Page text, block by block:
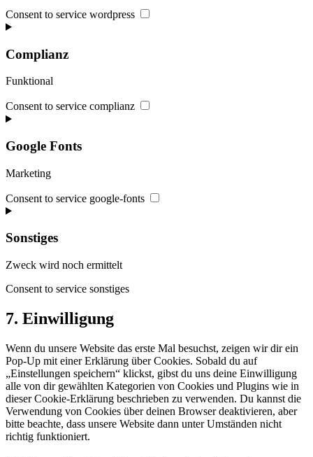
Consent to service wordpress
Complianz
Funktional
Consent to service complianz
Google Fonts
Marketing
Consent to service google-fonts
Sonstiges
Zweck wird noch ermittelt
Consent to service sonstiges
7. Einwilligung
Wenn du unsere Website das erste Mal besuchst, zeigen wir dir ein
Pop-Up mit einer Erklärung über Cookies. Sobald du auf
„Einstellungen speichern“ klickst, gibst du uns deine Einwilligung
alle von dir gewählten Kategorien von Cookies und Plugins wie in
dieser Cookie-Erklärung beschrieben zu verwenden. Du kannst die
Verwendung von Cookies über deinen Browser deaktivieren, aber
bitte beachte, dass unsere Website dann unter Umständen nicht
richtig funktioniert.